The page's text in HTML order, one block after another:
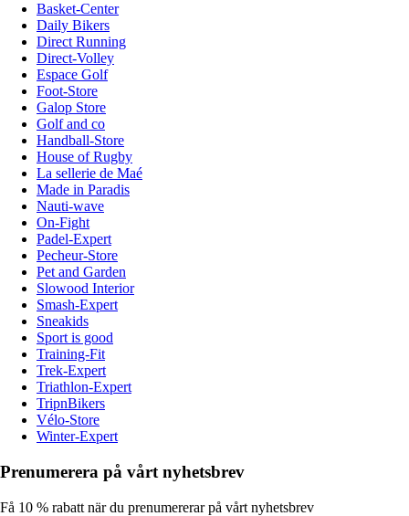
Basket-Center
Daily Bikers
Direct Running
Direct-Volley
Espace Golf
Foot-Store
Galop Store
Golf and co
Handball-Store
House of Rugby
La sellerie de Maé
Made in Paradis
Nauti-wave
On-Fight
Padel-Expert
Pecheur-Store
Pet and Garden
Slowood Interior
Smash-Expert
Sneakids
Sport is good
Training-Fit
Trek-Expert
Triathlon-Expert
TripnBikers
Vélo-Store
Winter-Expert
Prenumerera på vårt nyhetsbrev
Få 10 % rabatt när du prenumererar på vårt nyhetsbrev